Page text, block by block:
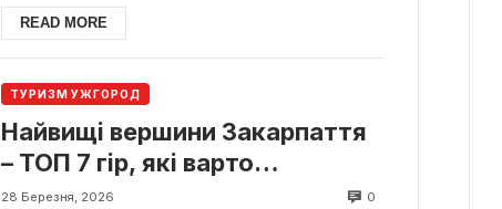
READ MORE
ТУРИЗМ УЖГОРОД
Найвищі вершини Закарпаття
– ТОП 7 гір, які варто
підкорити кожному
28 Березня, 2026 0